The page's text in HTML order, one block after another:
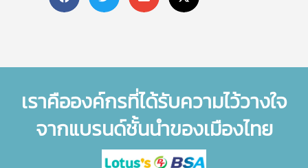
เราคือองค์กรที่ได้รับความไว้วางใจ
จากแบรนด์ชั้นนำของเมืองไทย